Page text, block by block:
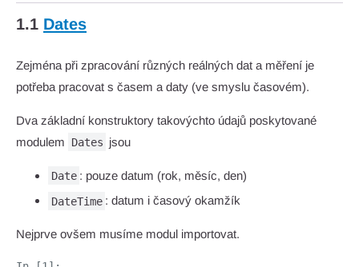
1.1 Dates
Zejména při zpracování různých reálných dat a měření je
potřeba pracovat s časem a daty (ve smyslu časovém).
Dva základní konstruktory takovýchto údajů poskytované
modulem
Dates jsou
Date : pouze datum (rok, měsíc, den)
DateTime : datum i časový okamžík
Nejprve ovšem musíme modul importovat.